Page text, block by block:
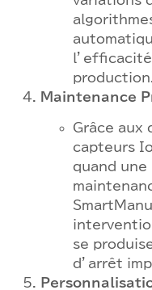
production.
Maintenance
Grâce aux
capteurs
quand une
se
d’arrêt